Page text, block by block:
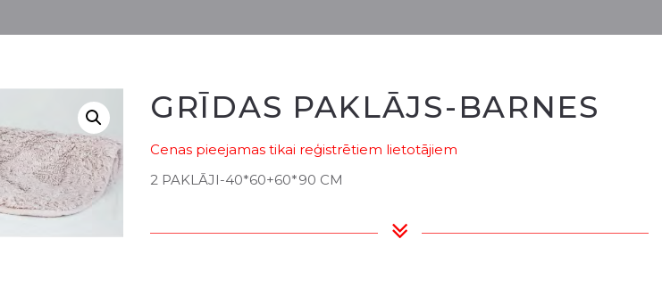
GRĪDAS PAKLĀJS-BARNES
Cenas pieejamas tikai reģistrētiem lietotājiem
2 PAKLĀJI-40*60+60*90 CM